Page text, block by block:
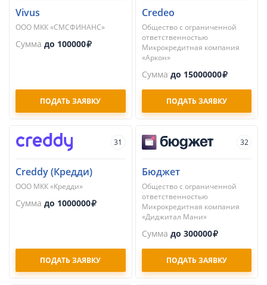
Vivus
ООО МКК «СМСФИНАНС»
Сумма до 100000
ПОДАТЬ ЗАЯВКУ
Credeo
Общество с ограниченной
ответственностью
Микрокредитная компания
«Аркон»
Сумма до 15000000
ПОДАТЬ ЗАЯВКУ
31
Creddy (Кредди)
ООО МКК «Кредди»
Сумма до 1000000
ПОДАТЬ ЗАЯВКУ
32
Бюджет
Общество с ограниченной
ответственностью
Микрокредитная компания
«Диджитал Мани»
Сумма до 300000
ПОДАТЬ ЗАЯВКУ